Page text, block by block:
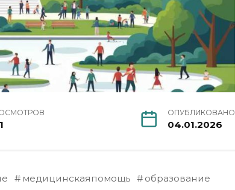
ОПУБЛИКОВАНО
04.01.2026
медицинскаяпомощь
образование